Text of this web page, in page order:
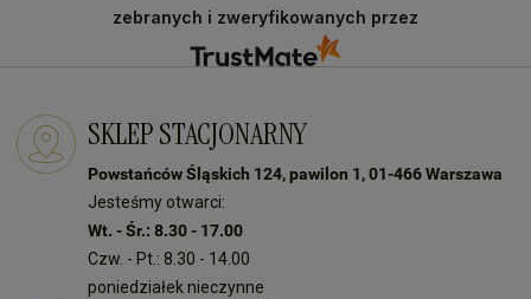
oczekiwaniom naszych klientów! Do zobaczenia:)
zebranych i zweryfikowanych przez
SKLEP STACJONARNY
Powstańców Śląskich 124, pawilon 1, 01-466 Warszawa
Jesteśmy otwarci:
Wt. - Śr.: 8.30 - 17.00
Czw. - Pt.: 8.30 - 14.00
poniedziałek nieczynne